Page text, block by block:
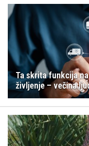
Ta skrita funkcija
življenje – večina